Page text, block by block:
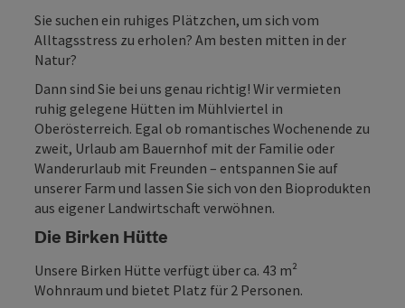
Sie suchen ein ruhiges Plätzchen, um sich vom
Alltagsstress zu erholen? Am besten mitten in der
Natur?
Dann sind Sie bei uns genau richtig! Wir vermieten
ruhig gelegene Hütten im Mühlviertel in
Oberösterreich. Egal ob romantisches Wochenende zu
zweit, Urlaub am Bauernhof mit der Familie oder
Wanderurlaub mit Freunden – entspannen Sie auf
unserer Farm und lassen Sie sich von den Bioprodukten
aus eigener Landwirtschaft verwöhnen.
Die Birken Hütte
Unsere Birken Hütte verfügt über ca. 43 m²
Wohnraum und bietet Platz für 2 Personen.